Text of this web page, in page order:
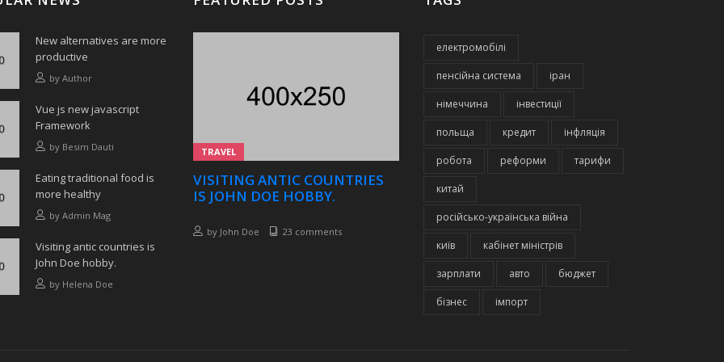
New alternatives are more
productive
by Author
Vue js new javascript
Framework
by Besim Dauti
Eating traditional food is
more healthy
by Admin Mag
Visiting antic countries is
John Doe hobby.
by Helena Doe
TRAVEL
VISITING ANTIC COUNTRIES
IS JOHN DOE HOBBY.
by John Doe 23 comments
електромобілі
пенсійна система іран
німеччина інвестиції
польща кредит інфляція
робота реформи тарифи
китай
російсько-українська війна
київ кабінет міністрів
зарплати авто бюджет
бізнес імпорт